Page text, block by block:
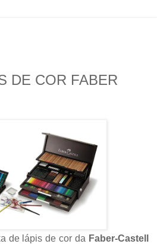
DE COR FABER
de lápis de cor da Faber-Castell